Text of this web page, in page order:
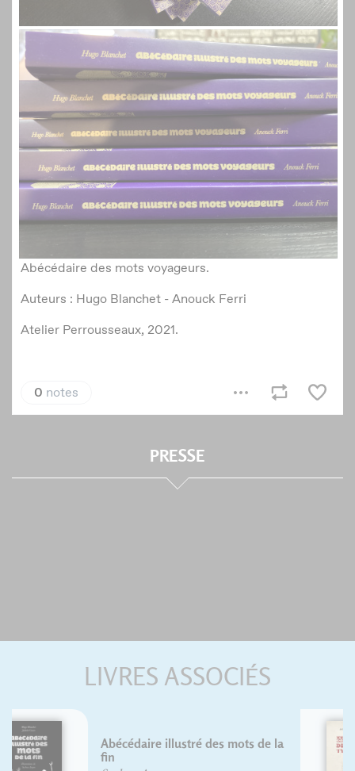
PRESSE
LIVRES ASSOCIÉS
Histoire de l'écriture